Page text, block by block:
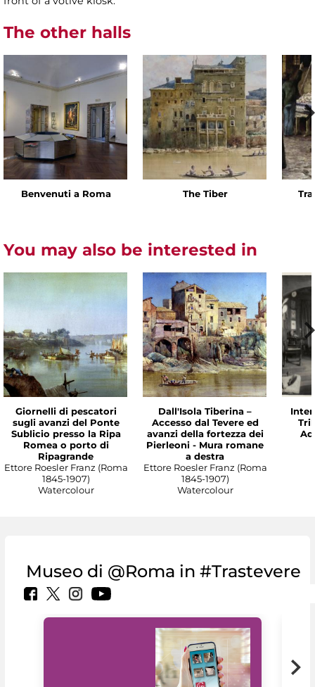
The other halls
Benvenuti a Roma The Tiber
You may also be interested in
Giornelli di pescatori
sugli avanzi del Ponte
Sublicio presso la Ripa
Romea o porto di
Ripagrande
Ettore Roesler Franz (Roma
1845-1907)
Watercolour
Dall'Isola Tiberina –
Accesso dal Tevere ed
avanzi della fortezza dei
Pierleoni - Mura romane
a destra
Ettore Roesler Franz (Roma
1845-1907)
Watercolour
Museo di @Roma in #Trastevere